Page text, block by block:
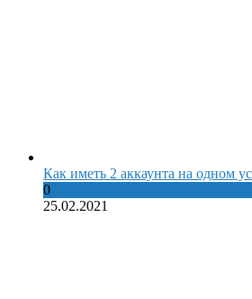
Как иметь 2 аккаунта на одном
0
25.02.2021